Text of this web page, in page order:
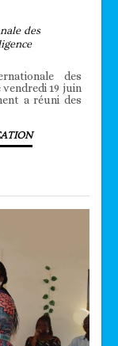
des
des
19 juin
a réuni des